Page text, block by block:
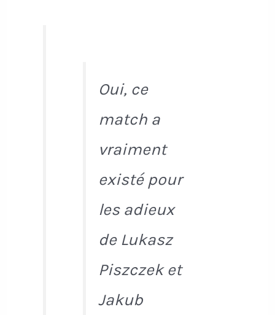
Oui, ce
match a
vraiment
existé pour
les adieux
de Lukasz
Piszczek et
Jakub